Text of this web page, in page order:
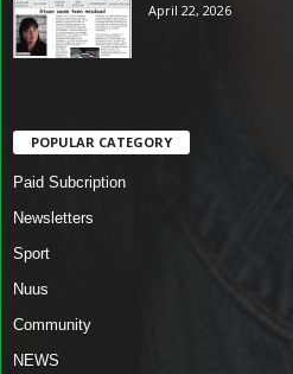
April 22, 2026
POPULAR CATEGORY
Paid Subcription
Newsletters
Sport
Nuus
Community
NEWS